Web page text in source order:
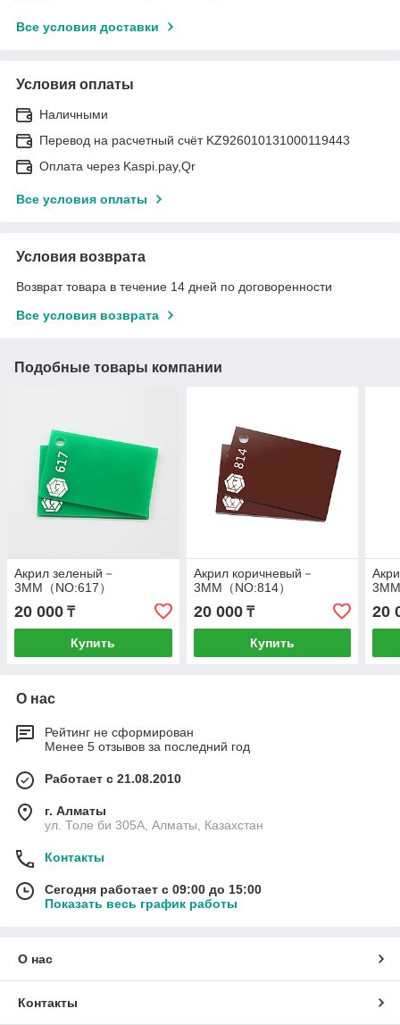
Все условия доставки
Условия оплаты
Наличными
Перевод на расчетный счёт KZ926010131000119443
Оплата через Kaspi.pay,Qr
Все условия оплаты
Условия возврата
Возврат товара в течение 14 дней по договоренности
Все условия возврата
Подобные товары компании
Акрил зеленый－
3MM（NO:617）
20 000 ₸
Купить
Акрил коричневый－
3MM（NO:814）
20 000₸
Купить
20
О нас
Рейтинг не сформирован
Менее 5 отзывов за последний год
Работает с 21.08.2010
г. Алматы
ул. Толе би 305А, Алматы, Казахстан
Контакты
Сегодня работает с 09:00 до 15:00
Показать весь график работы
О нас
Контакты